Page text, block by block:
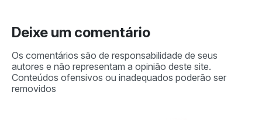
Deixe um comentário